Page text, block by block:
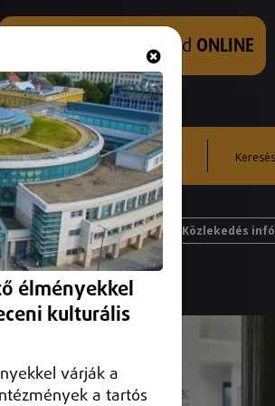
Hallgasd és nézd ONLINE
Külföld Közlekedés infó
Időjárás
élményekkel
kulturális
várják a
a tartós